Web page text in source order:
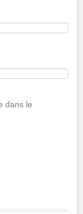
dans le